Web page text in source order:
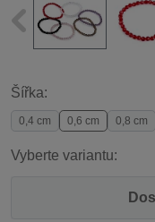
Šířka:
0,4 cm 0,6 cm 0,8 cm
Vyberte variantu: